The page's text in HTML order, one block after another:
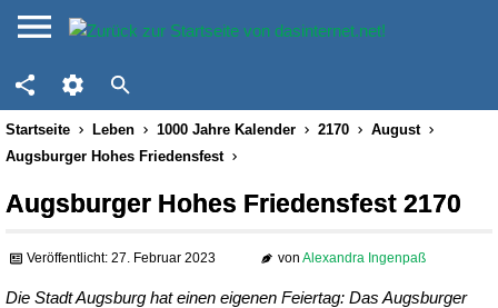
Startseite Leben 1000 Jahre Kalender 2170
August
Augsburger Hohes Friedensfest
Augsburger Hohes Friedensfest 2170
Veröffentlicht: 27. Februar 2023 von Alexandra Ingenpaß
Die Stadt Augsburg hat einen eigenen Feiertag: Das Augsburger